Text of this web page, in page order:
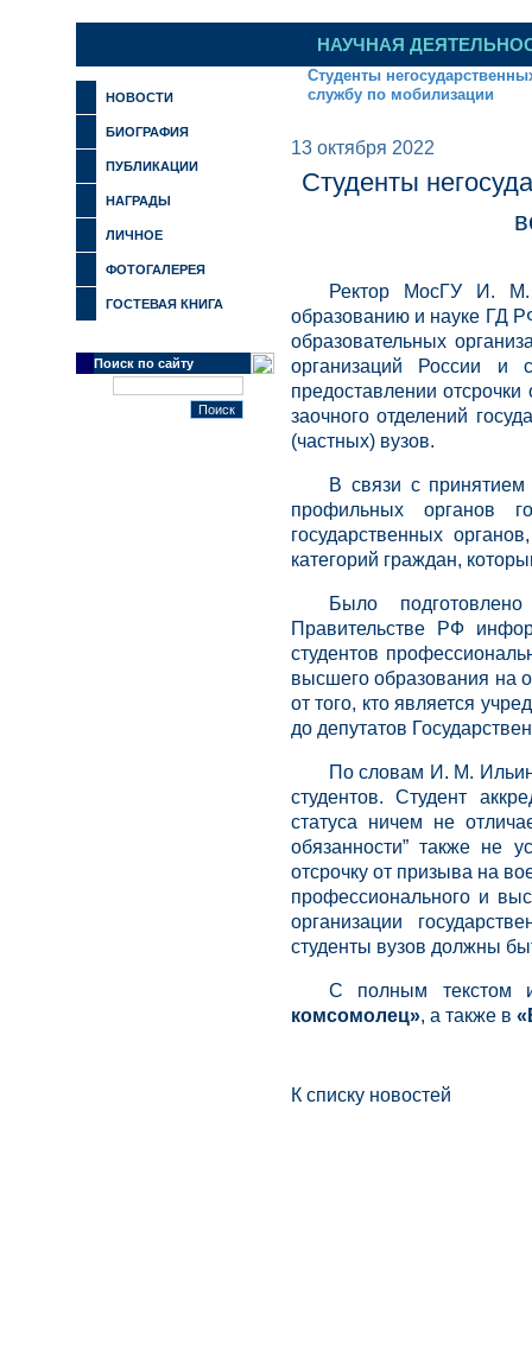
НАУЧНАЯ
НОВОСТИ
БИОГРАФИЯ
ПУБЛИКАЦИИ
НАГРАДЫ
ЛИЧНОЕ
ФОТОГАЛЕРЕЯ
ГОСТЕВАЯ КНИГА
Поиск по сайту
Студенты
службу по мобилизации
13 октября 2022
Студенты
Ректор МосГУ И. М.
образованию и науке ГД
образовательных
организаций России и
предоставлении
заочного отделений
(частных) вузов.
В связи с
профильных органов
государственных
категорий граждан,
Было
Правительстве РФ
студентов
высшего образования на
от того, кто является
до депутатов
По словам И. М.
студентов. Студент
статуса ничем не
обязанности” также не
отсрочку от призыва на
профессионального и
организации
студенты вузов должны
С полным текстом
комсомолец», а также в
К списку новостей